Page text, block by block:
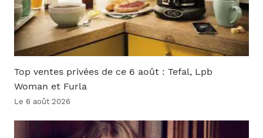
Top ventes privées de ce 6 août : Tefal, Lpb
Woman et Furla
Le 6 août 2026